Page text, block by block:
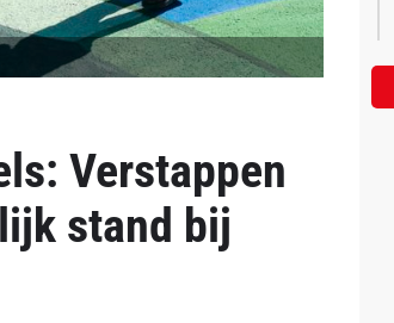
Verstappen
stand bij